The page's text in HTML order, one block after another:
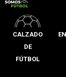
CALZADO
DE
FÚTBOL